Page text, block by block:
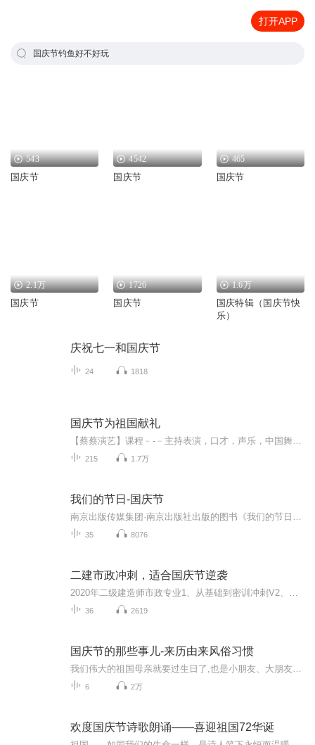
打开APP
国庆节钓鱼好不好玩
543
国庆节
4542
国庆节
465
国庆节
2.1万
国庆节
1726
国庆节
1.6万
国庆特辑（国庆节快
乐）
庆祝七一和国庆节
24 1818
国庆节为祖国献礼
215 1.7万
我们的节日-国庆节
35 8076
二建市政冲刺，适合国庆节逆袭
36 2619
国庆节的那些事儿-来历由来风俗习惯
6 2万
欢度国庆节诗歌朗诵——喜迎祖国72华诞